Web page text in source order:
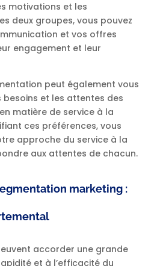
motivations et les
deux groupes, vous pouvez
et vos offres
engagement et leur
peut également vous
besoins et les attentes des
matière de service à la
ces préférences, vous
approche du service à la
aux attentes de chacun.
marketing :
accorder une grande
et à l’efficacité du